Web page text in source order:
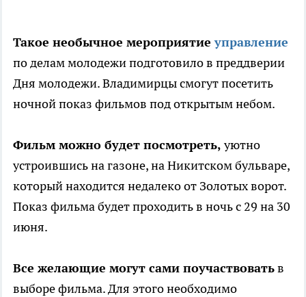
Такое необычное мероприятиеуправление
по делам молодежи подготовило в преддверии
Дня молодежи. Владимирцы смогут посетить
ночной показ фильмов под открытым небом.
Фильм можно будет посмотреть,уютно
устроившись на газоне, на Никитском бульваре,
который находится недалеко от Золотых ворот.
Показ фильма будет проходить в ночь с 29 на 30
июня.
Все желающие могут сами поучаствоватьв
выборе фильма. Для этого необходимо